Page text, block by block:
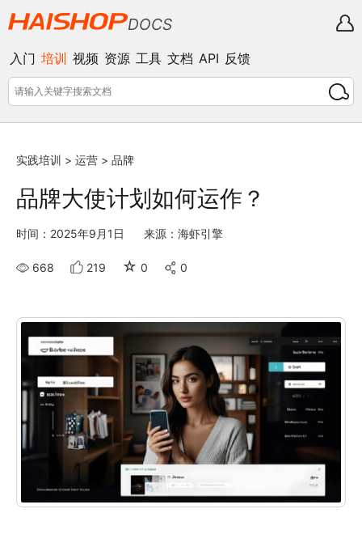
DOCS
入门 培训 视频 资源 工具 文档 API 反馈
实践培训 > 运营 > 品牌
品牌大使计划如何运作？
时间：2025年9月1日 来源：海虾引擎
668 219 ☆ 0 0